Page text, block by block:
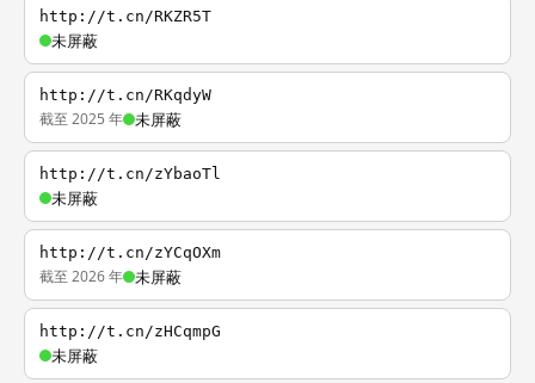
http://t.cn/RKZR5T
未屏蔽
http://t.cn/RKqdyW
截至 2025 年 未屏蔽
http://t.cn/zYbaoTl
未屏蔽
http://t.cn/zYCqOXm
截至 2026 年 未屏蔽
http://t.cn/zHCqmpG
未屏蔽